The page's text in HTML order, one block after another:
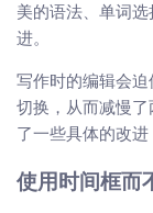
美的语法、单词
进。
写作时的编辑会
切换，从而减慢
了一些具体的改进
使用时间框而